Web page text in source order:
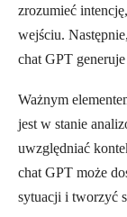
zrozumieć
wejściu.
chat GPT
Ważnym
jest w stanie
uwzględniać
chat GPT może
sytuacji i tworzyć